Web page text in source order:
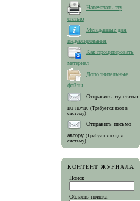
Напечатать эту
статью
Метаданные для
индексирования
Как процитировать
материал
Дополнительные
файлы
Отправить эту статью
по почте (Требуется вход в
систему)
Отправить письмо
автору (Требуется вход в
систему)
КОНТЕНТ ЖУРНАЛА
Поиск
Область поиска